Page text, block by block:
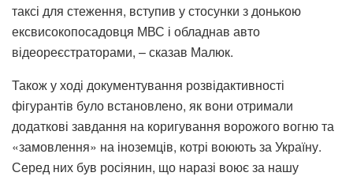
таксі для стеження, вступив у стосунки з донькою
ексвисокопосадовця МВС і обладнав авто
відеореєстраторами, – сказав Малюк.
Також у ході документування розвідактивності
фігурантів було встановлено, як вони отримали
додаткові завдання на коригування ворожого вогню та
«замовлення» на іноземців, котрі воюють за Україну.
Серед них був росіянин, що наразі воює за нашу